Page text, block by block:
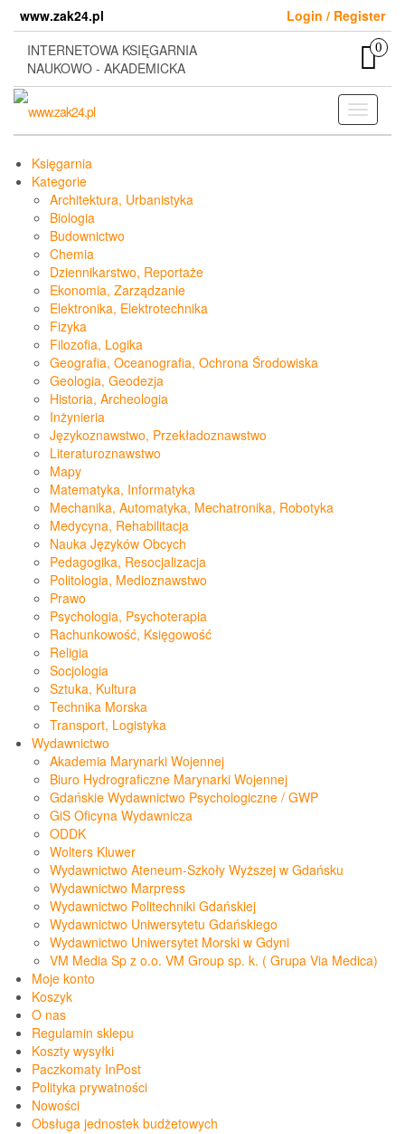
content
www.zak24.pl
Login / Register
INTERNETOWA KSIĘGARNIA
NAUKOWO - AKADEMICKA
0
Toggle
Księgarnia
Kategorie
Architektura, Urbanistyka
Biologia
Budownictwo
Chemia
Dziennikarstwo, Reportaże
Ekonomia, Zarządzanie
Elektronika, Elektrotechnika
Fizyka
Filozofia, Logika
Geografia, Oceanografia, Ochrona Środowiska
Geologia, Geodezja
Historia, Archeologia
Inżynieria
Językoznawstwo, Przekładoznawstwo
Literaturoznawstwo
Mapy
Matematyka, Informatyka
Mechanika, Automatyka, Mechatronika, Robotyka
Medycyna, Rehabilitacja
Nauka Języków Obcych
Pedagogika, Resocjalizacja
Politologia, Medioznawstwo
Prawo
Psychologia, Psychoterapia
Rachunkowość, Księgowość
Religia
Socjologia
Sztuka, Kultura
Technika Morska
Transport, Logistyka
Wydawnictwo
Akademia Marynarki Wojennej
Biuro Hydrograficzne Marynarki Wojennej
Gdańskie Wydawnictwo Psychologiczne / GWP
GiS Oficyna Wydawnicza
ODDK
Wolters Kluwer
Wydawnictwo Ateneum-Szkoły Wyższej w Gdańsku
Wydawnictwo Marpress
Wydawnictwo Politechniki Gdańskiej
Wydawnictwo Uniwersytetu Gdańskiego
Wydawnictwo Uniwersytet Morski w Gdyni
VM Media Sp z o.o. VM Group sp. k. ( Grupa Via Medica)
Moje konto
Koszyk
O nas
Regulamin sklepu
Koszty wysyłki
Paczkomaty InPost
Polityka prywatności
Nowości
Obsługa jednostek budżetowych